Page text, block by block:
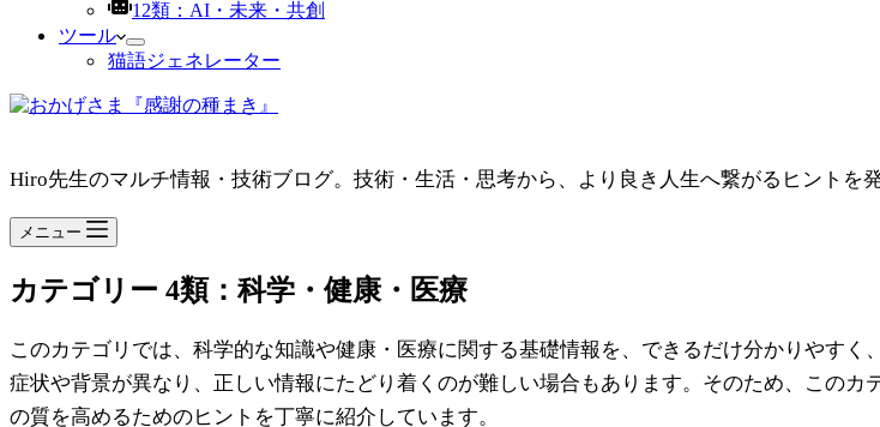
12類：AI・未来・共創
ツール
猫語ジェネレーター
Hiro先生のマルチ情報・技術ブログ。技術・生活・思考から、より良き人生へ繋がるヒントを発
メニュー
カテゴリー 4類：科学・健康・医療
このカテゴリでは、科学的な知識や健康・医療に関する基礎情報を、できるだけ分かりやす
症状や背景が異なり、正しい情報にたどり着くのが難しい場合もあります。そのため、この
の質を高めるためのヒントを丁寧に紹介しています。